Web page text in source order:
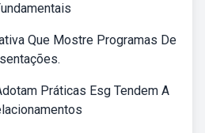
Que Mostre Programas De
Práticas Esg Tendem A